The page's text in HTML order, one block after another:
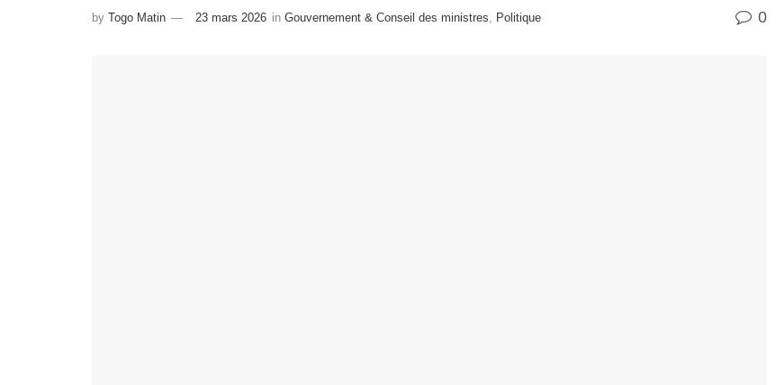
by Togo Matin 23 mars 2026 in Gouvernement & Conseil des ministres Politique 0